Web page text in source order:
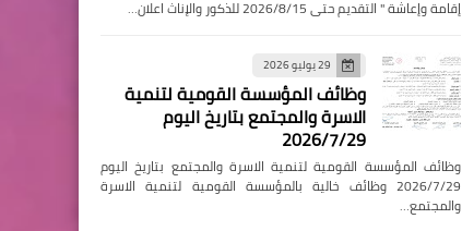
إقامة وإعاشة " التقديم حتى 2026/8/15 للذكور والإناث اعلان…
29 يوليو 2026
وظائف المؤسسة القومية لتنمية
الاسرة والمجتمع بتاريخ اليوم
2026/7/29
وظائف المؤسسة القومية لتنمية الاسرة والمجتمع بتاريخ اليوم
2026/7/29 وظائف خالية بالمؤسسة القومية لتنمية الاسرة
والمجتمع…